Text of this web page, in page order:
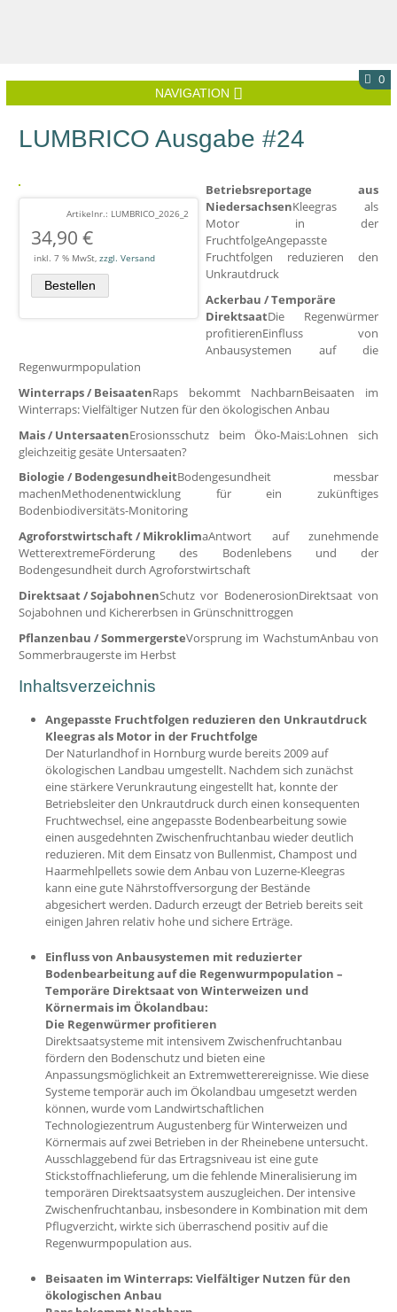
0
NAVIGATION
LUMBRICO Ausgabe #24
34,90 €
Artikelnr.: LUMBRICO_2026_2
inkl. 7 % MwSt, zzgl. Versand
Betriebsreportage aus
NiedersachsenKleegras als
Motor in der
FruchtfolgeAngepasste
Fruchtfolgen reduzieren den
Unkrautdruck
Ackerbau / Temporäre
DirektsaatDie Regenwürmer
profitierenEinfluss von
Anbausystemen auf die
Regenwurmpopulation
Winterraps / BeisaatenRaps bekommt NachbarnBeisaaten im
Winterraps:Vielfältiger Nutzen für den ökologischen Anbau
Mais / UntersaatenErosionsschutz beim Öko-Mais:Lohnen sich
gleichzeitig gesäte Untersaaten?
Biologie / BodengesundheitBodengesundheit messbar
machenMethodenentwicklung für ein zukünftiges
Bodenbiodiversitäts-Monitoring
Agroforstwirtschaft / MikroklimaAntwort auf zunehmende
WetterextremeFörderung des Bodenlebens und der
Bodengesundheit durch Agroforstwirtschaft
Direktsaat / SojabohnenSchutz vor BodenerosionDirektsaat von
Sojabohnen und Kichererbsen in Grünschnittroggen
Pflanzenbau / SommergersteVorsprung im WachstumAnbau von
Sommerbraugerste im Herbst
Inhaltsverzeichnis
Angepasste Fruchtfolgen reduzieren den Unkrautdruck
Kleegras als Motor in der Fruchtfolge
Der Naturlandhof in Hornburg wurde bereits 2009 auf
ökologischen Landbau umgestellt. Nachdem sich zunächst
eine stärkere Verunkrautung eingestellt hat, konnte der
Betriebsleiter den Unkrautdruck durch einen konsequenten
Fruchtwechsel, eine angepasste Bodenbearbeitung sowie
einen ausgedehnten Zwischenfruchtanbau wieder deutlich
reduzieren. Mit dem Einsatz von Bullenmist, Champost und
Haarmehlpellets sowie dem Anbau von Luzerne-Kleegras
kann eine gute Nährstoffversorgung der Bestände
abgesichert werden. Dadurch erzeugt der Betrieb bereits seit
einigen Jahren relativ hohe und sichere Erträge.
Einfluss von Anbausystemen mit reduzierter
Bodenbearbeitung auf die Regenwurmpopulation –
Temporäre Direktsaat von Winterweizen und
Körnermais im Ökolandbau:
Die Regenwürmer profitieren
Direktsaatsysteme mit intensivem Zwischenfruchtanbau
fördern den Bodenschutz und bieten eine
Anpassungsmöglichkeit an Extremwetterereignisse. Wie diese
Systeme temporär auch im Ökolandbau umgesetzt werden
können, wurde vom Landwirtschaftlichen
Technologiezentrum Augustenberg für Winterweizen und
Körnermais auf zwei Betrieben in der Rheinebene untersucht.
Ausschlaggebend für das Ertragsniveau ist eine gute
Stickstoffnachlieferung, um die fehlende Mineralisierung im
temporären Direktsaatsystem auszugleichen. Der intensive
Zwischenfruchtanbau, insbesondere in Kombination mit dem
Pflugverzicht, wirkte sich überraschend positiv auf die
Regenwurmpopulation aus.
Beisaaten im Winterraps: Vielfältiger Nutzen für den
ökologischen Anbau